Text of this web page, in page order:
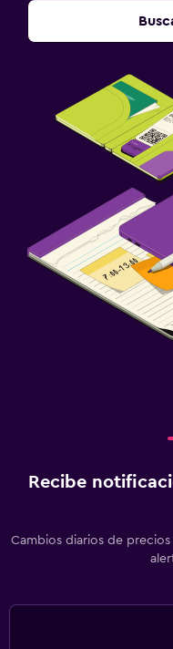
Toallas para piscina
Piscina con vista
Comedor
Almuerzos para llevar
Menús para dietas
Bar de tapas
Desayuno en la
Mesa de comedor
Recibe
Cambios diarios de